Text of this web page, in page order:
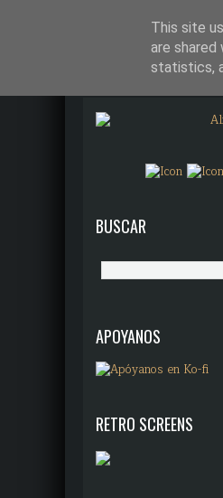
BUSCAR
APOYANOS
RETRO SCREENS
This site
are
statistics,